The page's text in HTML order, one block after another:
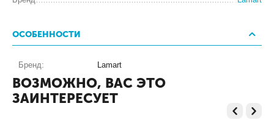
ОСОБЕННОСТИ
Бренд: Lamart
ВОЗМОЖНО, ВАС ЭТО
ЗАИНТЕРЕСУЕТ